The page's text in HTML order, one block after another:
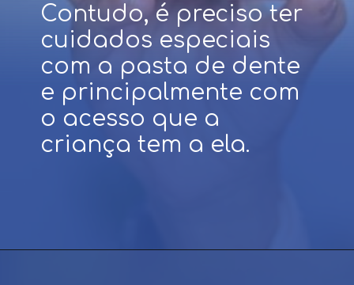
Contudo, é preciso ter
cuidados especiais
com a pasta de dente
e principalmente com
o acesso que a
criança tem a ela.